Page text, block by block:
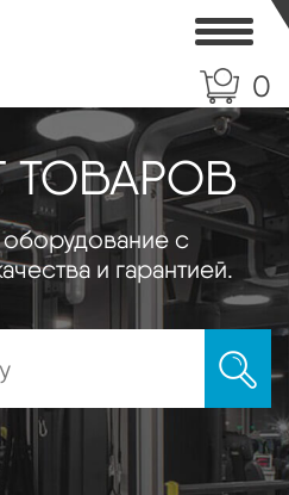
0
ТОВАРОВ
с
и гарантией.